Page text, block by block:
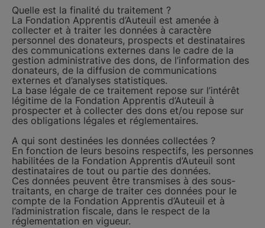
Quelle est la finalité du traitement ?
La Fondation Apprentis d’Auteuil est amenée à
collecter et à traiter les données à caractère
personnel des donateurs, prospects et destinataires
des communications externes dans le cadre de la
gestion administrative des dons, de l’information des
donateurs, de la diffusion de communications
externes et d’analyses statistiques.
La base légale de ce traitement repose sur l’intérêt
légitime de la Fondation Apprentis d’Auteuil à
prospecter et à collecter des dons et/ou repose sur
des obligations légales et réglementaires.
A qui sont destinées les données collectées ?
En fonction de leurs besoins respectifs, les personnes
habilitées de la Fondation Apprentis d’Auteuil sont
destinataires de tout ou partie des données.
Ces données peuvent être transmises à des sous-
traitants, en charge de traiter ces données pour le
compte de la Fondation Apprentis d’Auteuil et à
l’administration fiscale, dans le respect de la
réglementation en vigueur.